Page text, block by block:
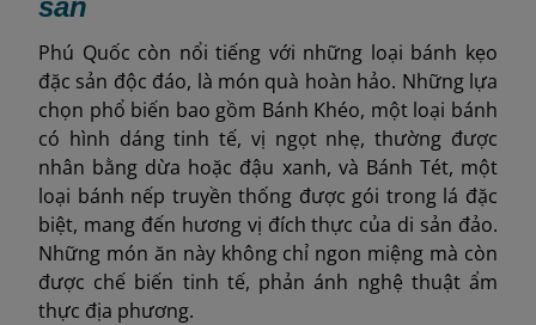
sản
Phú Quốc còn nổi tiếng với những loại bánh kẹo
đặc sản độc đáo, là món quà hoàn hảo. Những lựa
chọn phổ biến bao gồm Bánh Khéo, một loại bánh
có hình dáng tinh tế, vị ngọt nhẹ, thường được
nhân bằng dừa hoặc đậu xanh, và Bánh Tét, một
loại bánh nếp truyền thống được gói trong lá đặc
biệt, mang đến hương vị đích thực của di sản đảo.
Những món ăn này không chỉ ngon miệng mà còn
được chế biến tinh tế, phản ánh nghệ thuật ẩm
thực địa phương.